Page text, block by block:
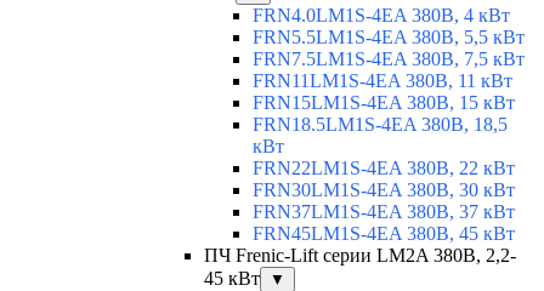
FRN4.0LM1S-4EA 380В, 4 кВт
FRN5.5LM1S-4EA 380В, 5,5 кВт
FRN7.5LM1S-4EA 380В, 7,5 кВт
FRN11LM1S-4EA 380В, 11 кВт
FRN15LM1S-4EA 380В, 15 кВт
FRN18.5LM1S-4EA 380В, 18,5
кВт
FRN22LM1S-4EA 380В, 22 кВт
FRN30LM1S-4EA 380В, 30 кВт
FRN37LM1S-4EA 380В, 37 кВт
FRN45LM1S-4EA 380В, 45 кВт
ПЧ Frenic-Lift серии LM2A 380В, 2,2-
45 кВт
▼